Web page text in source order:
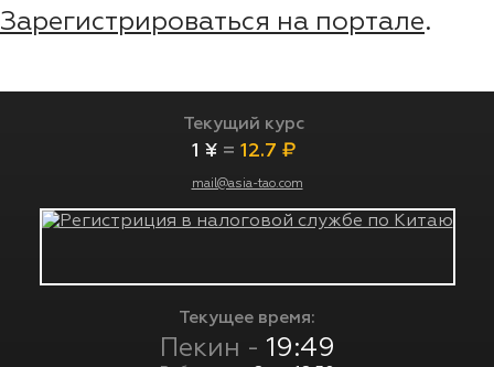
Зарегистрироваться на портале.
Текущий курс
1 ¥ = 12.7 ₽
mail@asia-tao.com
Текущее время:
Пекин - 19:49